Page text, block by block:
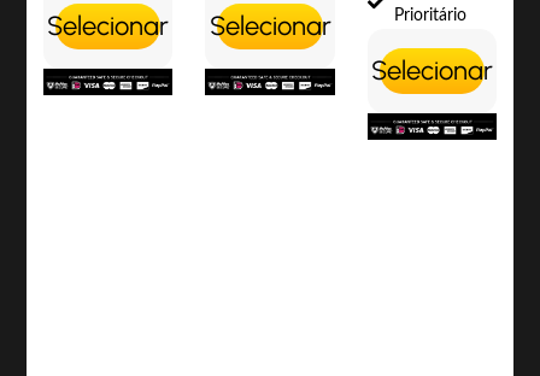
Selecionar Selecionar
Prioritário
Selecionar